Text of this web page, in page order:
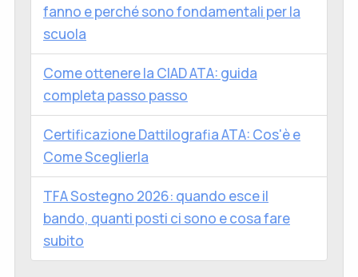
fanno e perché sono fondamentali per la
scuola
Come ottenere la CIAD ATA: guida
completa passo passo
Certificazione Dattilografia ATA: Cos'è e
Come Sceglierla
TFA Sostegno 2026: quando esce il
bando, quanti posti ci sono e cosa fare
subito